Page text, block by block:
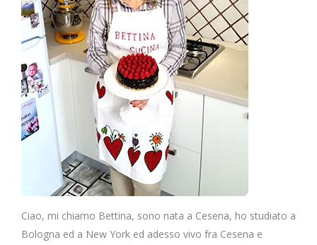
Ciao, mi chiamo Bettina, sono nata a Cesena, ho studiato a
Bologna ed a New York ed adesso vivo fra Cesena e